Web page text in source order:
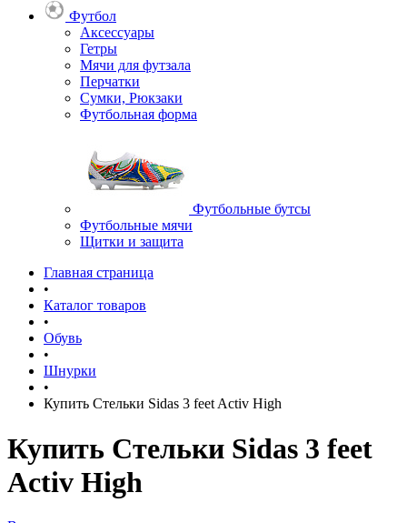
Футбол
Аксессуары
Гетры
Мячи для футзала
Перчатки
Сумки, Рюкзаки
Футбольная форма
Футбольные бутсы
Футбольные мячи
Щитки и защита
Главная страница
•
Каталог товаров
•
Обувь
•
Шнурки
•
Купить Cтельки Sidas 3 feet Activ High
Купить Cтельки Sidas 3 feet
Activ High